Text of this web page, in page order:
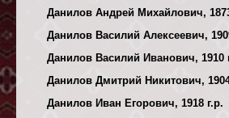
Данилов Андрей Михайлович,
Данилов Василий Алексеевич,
Данилов Василий Иванович, 1910
Данилов Дмитрий Никитович,
Данилов Иван Егорович, 1918 г.р.